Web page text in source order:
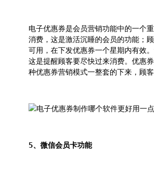
电子优惠券是会员营销功能中的一个
消费，这是激活沉睡的会员的功能；
可用，在下发优惠券一个星期内有效
这是提醒顾客要尽快过来消费。优惠
种优惠券营销模式一整套的下来，顾
5、微信会员卡功能